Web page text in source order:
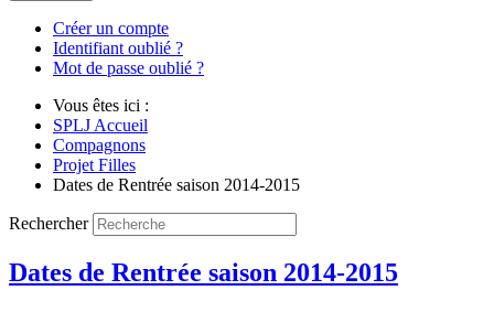
Créer un compte
Identifiant oublié ?
Mot de passe oublié ?
Vous êtes ici :
SPLJ Accueil
Compagnons
Projet Filles
Dates de Rentrée saison 2014-2015
Rechercher
Dates de Rentrée saison 2014-2015